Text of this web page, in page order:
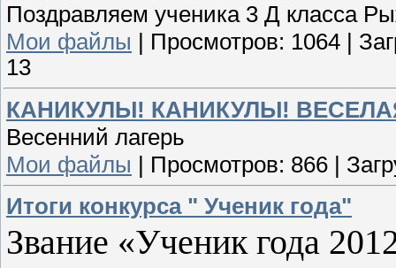
Поздравляем ученика 3 Д класса
Мои файлы
Просмотров: 1064
13
КАНИКУЛЫ! КАНИКУЛЫ!
Весенний лагерь
Мои файлы | Просмотров: 866 |
Итоги конкурса " Ученик года"
Звание «Ученик года